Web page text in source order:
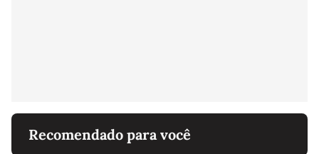
Recomendado para você